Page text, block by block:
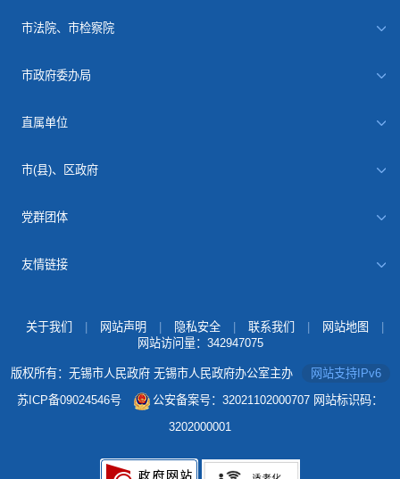
市法院、市检察院
市政府委办局
直属单位
市(县)、区政府
党群团体
友情链接
关于我们 网站声明 隐私安全 联系我们 网站地图
网站访问量： 342947075
版权所有：无锡市人民政府 无锡市人民政府办公室主办
网站支持IPv6
苏ICP备09024546号
公安备案号：32021102000707 网站标识码：
3202000001